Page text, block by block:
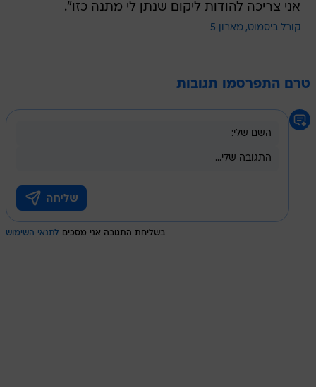
אני צריכה להודות ליקום שנתן לי מתנה כזו".
קורל ביסמוט מארון 5
טרם התפרסמו תגובות
בשליחת התגובה אני מסכים לתנאי השימוש